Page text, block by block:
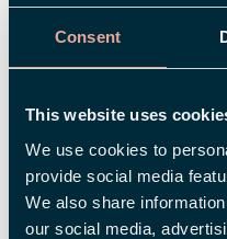
Consent
This website uses
We use cookies to
provide social media
We also share
our social media,
TIME,PLAN,TRAVEL &
Oppdatering av
Payroll